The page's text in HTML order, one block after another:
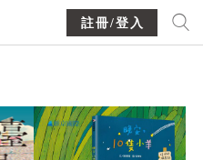
註冊/登入